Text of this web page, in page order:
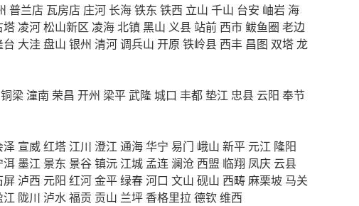
普兰店 瓦房店 庄河 长海铁东 铁西 立山 千山 台安 岫岩 海
塔 凌河松山新区 凌海北镇黑山 义县 站前 西市 鲅鱼圈 老边
台 大洼 盘山 银州 清河调兵山 开原 铁岭县 西丰 昌图 双塔龙
铜梁潼南 荣昌 开州 梁平武隆城口 丰都 垫江 忠县 云阳 奉节
泽 宣威红塔 江川 澄江 通海华宁 易门 峨山 新平 元江 隆阳
洱 墨江 景东 景谷镇沅 江城 孟连 澜沧 西盟 临翔 凤庆 云县
屏 泸西 元阳 红河金平绿春河口 文山 砚山 西畴麻栗坡 马关
江 陇川 泸水福贡 贡山 兰坪 香格里拉 德钦维西